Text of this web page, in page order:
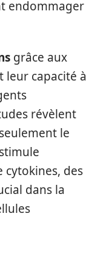
endommager
grâce aux
leur capacité à
révèlent
le
des
dans la